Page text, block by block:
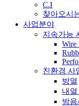
C.I
찾아오시
사업분야
지속가능
Wire
친환경 사
방열
내
방